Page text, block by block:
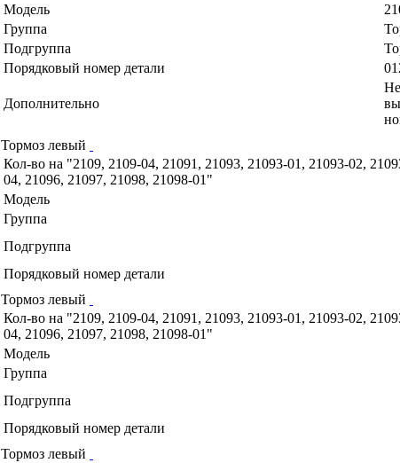
Модель
Группа
Подгруппа
Порядковый номер детали
Дополнительно
Тормоз левый
Кол-во на "2109, 2109-04, 21091, 21093, 21093-01, 21093-02,
04, 21096, 21097, 21098, 21098-01"
Модель
Группа
Подгруппа
Порядковый номер детали
Тормоз левый
Кол-во на "2109, 2109-04, 21091, 21093, 21093-01, 21093-02,
04, 21096, 21097, 21098, 21098-01"
Модель
Группа
Подгруппа
Порядковый номер детали
Тормоз левый